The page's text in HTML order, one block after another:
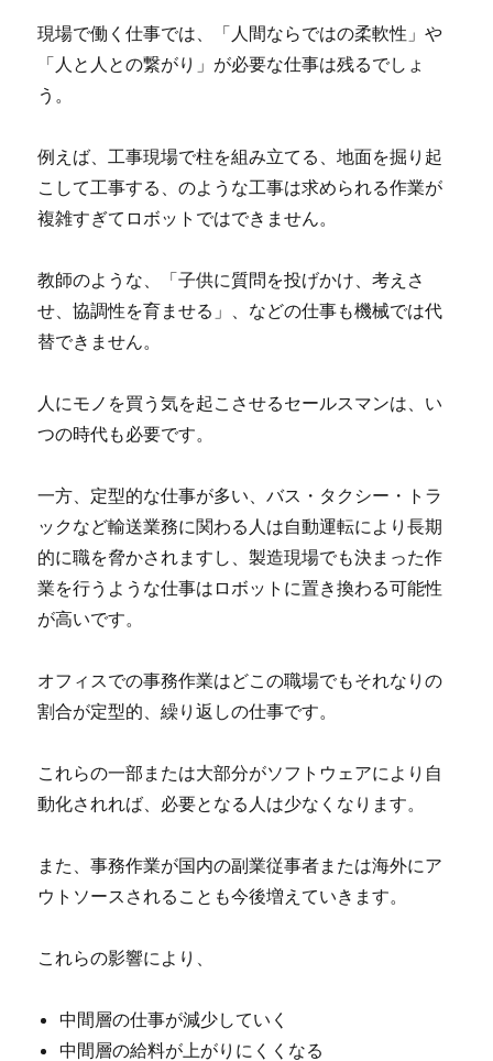
現場で働く仕事では、「人間ならではの柔軟性」や
「人と人との繋がり」が必要な仕事は残るでしょ
う。
例えば、工事現場で柱を組み立てる、地面を掘り起
こして工事する、のような工事は求められる作業が
複雑すぎてロボットではできません。
教師のような、「子供に質問を投げかけ、考えさ
せ、協調性を育ませる」、などの仕事も機械では代
替できません。
人にモノを買う気を起こさせるセールスマンは、い
つの時代も必要です。
一方、定型的な仕事が多い、バス・タクシー・トラ
ックなど輸送業務に関わる人は自動運転により長期
的に職を脅かされますし、製造現場でも決まった作
業を行うような仕事はロボットに置き換わる可能性
が高いです。
オフィスでの事務作業はどこの職場でもそれなりの
割合が定型的、繰り返しの仕事です。
これらの一部または大部分がソフトウェアにより自
動化されれば、必要となる人は少なくなります。
また、事務作業が国内の副業従事者または海外にア
ウトソースされることも今後増えていきます。
これらの影響により、
中間層の仕事が減少していく
中間層の給料が上がりにくくなる